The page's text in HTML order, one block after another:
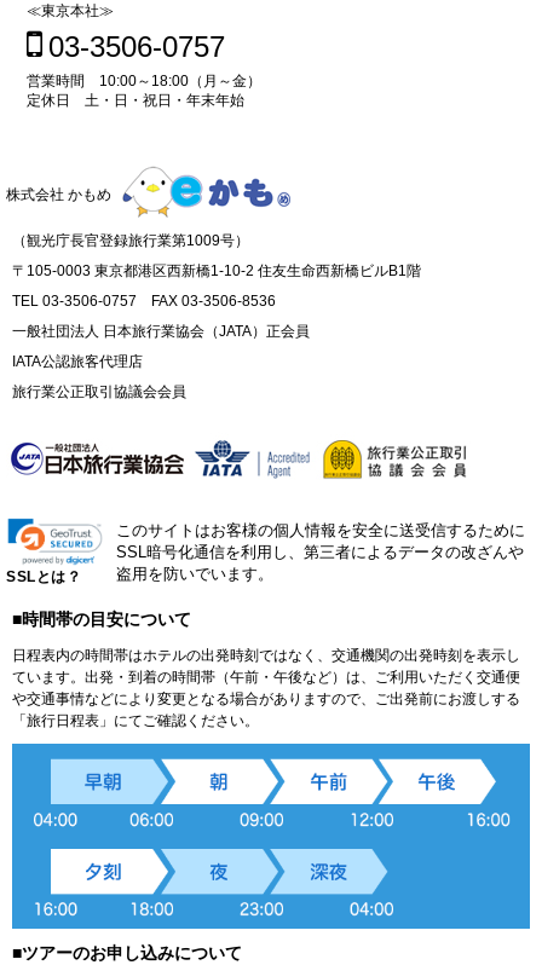
≪東京本社≫
03-3506-0757
営業時間 10:00～18:00（月～金）
定休日 土・日・祝日・年末年始
株式会社 かもめ
（観光庁長官登録旅行業第1009号）
〒105-0003 東京都港区西新橋1-10-2 住友生命西新橋ビルB1階
TEL 03-3506-0757 FAX 03-3506-8536
一般社団法人 日本旅行業協会（JATA）正会員
IATA公認旅客代理店
旅行業公正取引協議会会員
SSLとは？
このサイトはお客様の個人情報を安全に送受信するために
SSL暗号化通信を利用し、第三者によるデータの改ざんや
盗用を防いでいます。
■時間帯の目安について
日程表内の時間帯はホテルの出発時刻ではなく、交通機関の出発時刻を表示し
ています。出発・到着の時間帯（午前・午後など）は、ご利用いただく交通便
や交通事情などにより変更となる場合がありますので、ご出発前にお渡しする
「旅行日程表」にてご確認ください。
■ツアーのお申し込みについて